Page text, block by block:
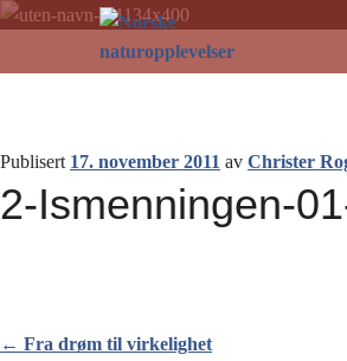
Norske
Publisert 17. november 2011 av Christer
2-Ismenningen-
Innleggsnavigasjon
← Fra drøm til virkelighet